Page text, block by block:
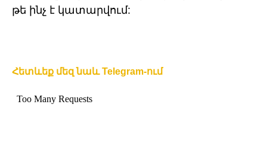
թե ինչ է կատարվում:
Հետևեք մեզ նաև Telegram-ում